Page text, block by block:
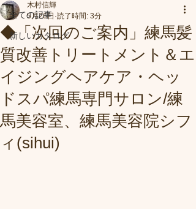
全ての記事
新しいカタログ
◆「次回のご案内」練馬髪
質改善トリートメント＆エ
イジングヘアケア・ヘッ
ドスパ練馬専門サロン/練
馬美容室、練馬美容院シフ
ィ(sihui)
木村信輝
5月26日 読了時間: 3分